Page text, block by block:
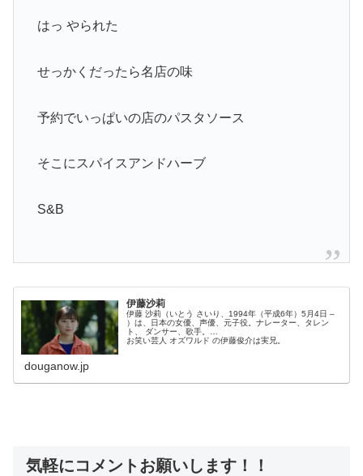
はっ やられた
せっかくだったら名店の味
予約でいっぱいの店のパスタソース
そこにスパイスアンドハーブ
S&B
伊藤沙莉
伊藤 沙莉（いとう さいり、1994年（平成6年）5月4日 –
）は、日本の女優、声優、元子役。ナレーター、タレン
ト、 ダンサー、歌手。
お笑い芸人 オズワルド の伊藤俊介は実兄。
douganow.jp
気軽にコメントお願いします！！